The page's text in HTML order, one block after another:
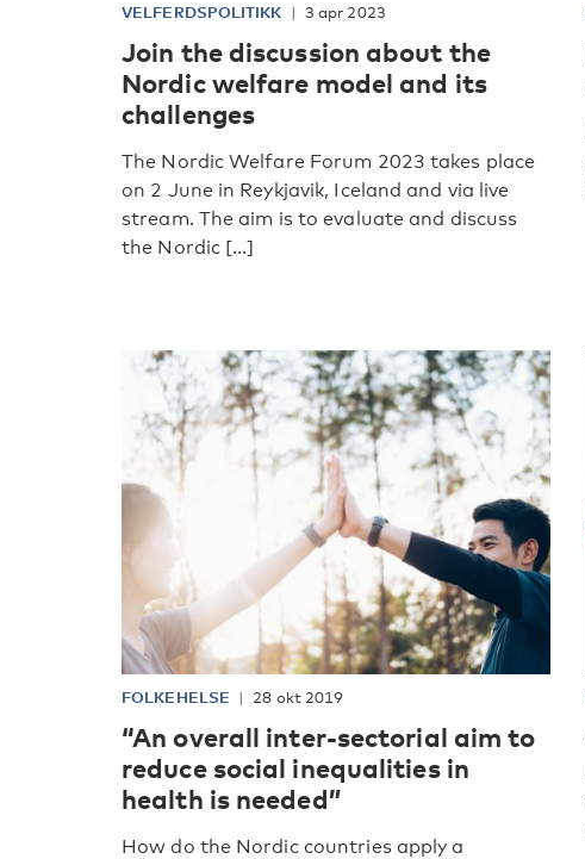
VELFERDSPOLITIKK 3 apr 2023
Join the discussion about the
Nordic welfare model and its
challenges
The Nordic Welfare Forum 2023 takes place
on 2 June in Reykjavik, Iceland and via live
stream. The aim is to evaluate and discuss
the Nordic [...]
FOLKEHELSE 28 okt 2019
“An overall inter-sectorial aim to
reduce social inequalities in
health is needed”
How do the Nordic countries apply a